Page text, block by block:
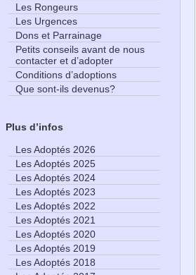
Les Rongeurs
Les Urgences
Dons et Parrainage
Petits conseils avant de nous
contacter et d’adopter
Conditions d’adoptions
Que sont-ils devenus?
Plus d’infos
Les Adoptés 2026
Les Adoptés 2025
Les Adoptés 2024
Les Adoptés 2023
Les Adoptés 2022
Les Adoptés 2021
Les Adoptés 2020
Les Adoptés 2019
Les Adoptés 2018